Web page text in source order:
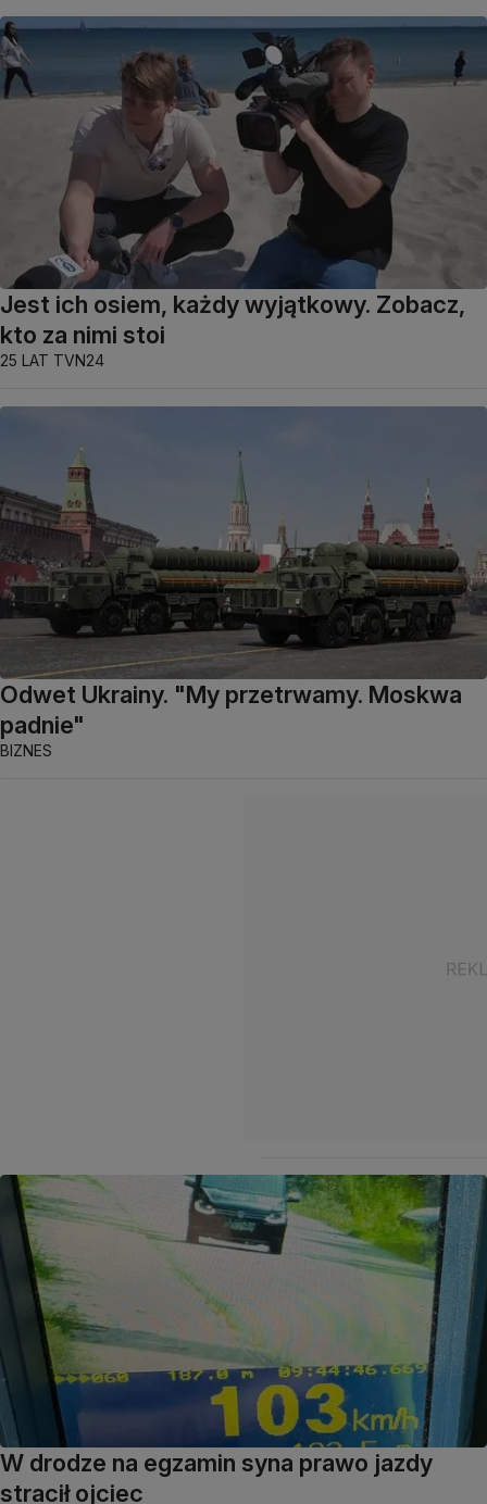
Jest ich osiem, każdy wyjątkowy. Zobacz,
kto za nimi stoi
25 LAT TVN24
Odwet Ukrainy. "My przetrwamy. Moskwa
padnie"
BIZNES
W drodze na egzamin syna prawo jazdy
stracił ojciec